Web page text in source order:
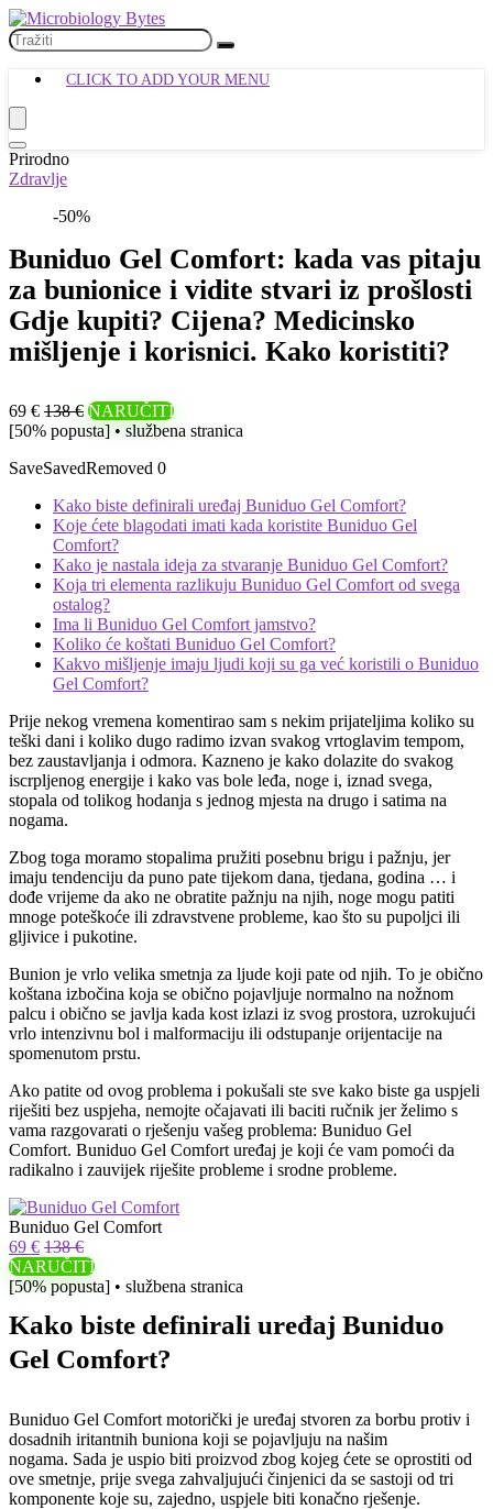
CLICK TO ADD YOUR MENU
Prirodno
Zdravlje
-50%
Buniduo Gel Comfort: kada vas pitaju
za bunionice i vidite stvari iz prošlosti
Gdje kupiti? Cijena? Medicinsko
mišljenje i korisnici. Kako koristiti?
69 € 138 € NARUČITI
[50% popusta] • službena stranica
SaveSavedRemoved 0
Kako biste definirali uređaj Buniduo Gel Comfort?
Koje ćete blagodati imati kada koristite Buniduo Gel
Comfort?
Kako je nastala ideja za stvaranje Buniduo Gel Comfort?
Koja tri elementa razlikuju Buniduo Gel Comfort od svega
ostalog?
Ima li Buniduo Gel Comfort jamstvo?
Koliko će koštati Buniduo Gel Comfort?
Kakvo mišljenje imaju ljudi koji su ga već koristili o Buniduo
Gel Comfort?
Prije nekog vremena komentirao sam s nekim prijateljima koliko su
teški dani i koliko dugo radimo izvan svakog vrtoglavim tempom,
bez zaustavljanja i odmora. Kazneno je kako dolazite do svakog
iscrpljenog energije i kako vas bole leđa, noge i, iznad svega,
stopala od tolikog hodanja s jednog mjesta na drugo i satima na
nogama.
Zbog toga moramo stopalima pružiti posebnu brigu i pažnju, jer
imaju tendenciju da puno pate tijekom dana, tjedana, godina … i
dođe vrijeme da ako ne obratite pažnju na njih, noge mogu patiti
mnoge poteškoće ili zdravstvene probleme, kao što su pupoljci ili
gljivice i pukotine.
Bunion je vrlo velika smetnja za ljude koji pate od njih. To je obično
koštana izbočina koja se obično pojavljuje normalno na nožnom
palcu i obično se javlja kada kost izlazi iz svog prostora, uzrokujući
vrlo intenzivnu bol i malformaciju ili odstupanje orijentacije na
spomenutom prstu.
Ako patite od ovog problema i pokušali ste sve kako biste ga uspjeli
riješiti bez uspjeha, nemojte očajavati ili baciti ručnik jer želimo s
vama razgovarati o rješenju vašeg problema: Buniduo Gel
Comfort. Buniduo Gel Comfort uređaj je koji će vam pomoći da
radikalno i zauvijek riješite probleme i srodne probleme.
Buniduo Gel Comfort
69 € 138 €
NARUČITI
[50% popusta] • službena stranica
Kako biste definirali uređaj Buniduo
Gel Comfort?
Buniduo Gel Comfort motorički je uređaj stvoren za borbu protiv i
dosadnih iritantnih buniona koji se pojavljuju na našim
nogama. Sada je uspio biti proizvod zbog kojeg ćete se oprostiti od
ove smetnje, prije svega zahvaljujući činjenici da se sastoji od tri
komponente koje su, zajedno, uspjele biti konačno rješenje.